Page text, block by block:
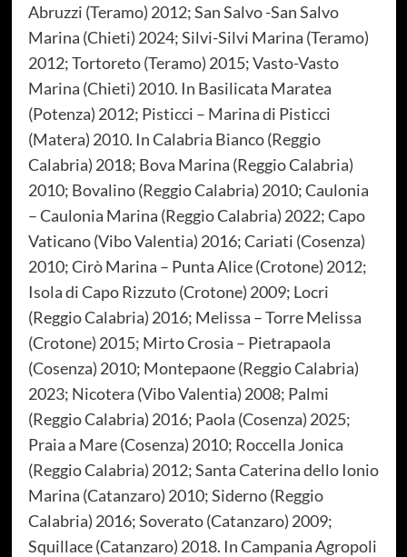
Abruzzi (Teramo) 2012; San Salvo -San Salvo
Marina (Chieti) 2024; Silvi-Silvi Marina (Teramo)
2012; Tortoreto (Teramo) 2015; Vasto-Vasto
Marina (Chieti) 2010. In Basilicata Maratea
(Potenza) 2012; Pisticci – Marina di Pisticci
(Matera) 2010. In Calabria Bianco (Reggio
Calabria) 2018; Bova Marina (Reggio Calabria)
2010; Bovalino (Reggio Calabria) 2010; Caulonia
– Caulonia Marina (Reggio Calabria) 2022; Capo
Vaticano (Vibo Valentia) 2016; Cariati (Cosenza)
2010; Cirò Marina – Punta Alice (Crotone) 2012;
Isola di Capo Rizzuto (Crotone) 2009; Locri
(Reggio Calabria) 2016; Melissa – Torre Melissa
(Crotone) 2015; Mirto Crosia – Pietrapaola
(Cosenza) 2010; Montepaone (Reggio Calabria)
2023; Nicotera (Vibo Valentia) 2008; Palmi
(Reggio Calabria) 2016; Paola (Cosenza) 2025;
Praia a Mare (Cosenza) 2010; Roccella Jonica
(Reggio Calabria) 2012; Santa Caterina dello Ionio
Marina (Catanzaro) 2010; Siderno (Reggio
Calabria) 2016; Soverato (Catanzaro) 2009;
Squillace (Catanzaro) 2018. In Campania Agropoli